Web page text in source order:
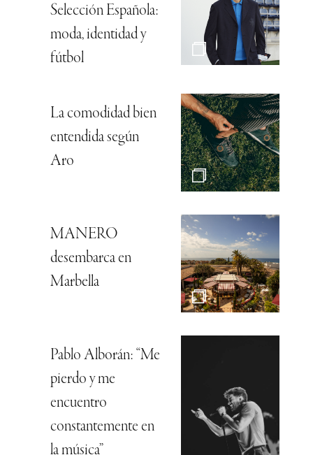
Selección Española:
moda, identidad y
fútbol
La comodidad bien
entendida según
Aro
MANERO
desembarca en
Marbella
Pablo Alborán: “Me
pierdo y me
encuentro
constantemente en
la música”